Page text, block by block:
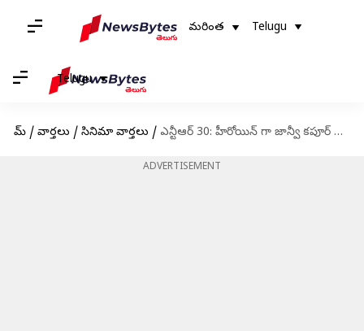
మరింత Telugu
Telugu
హోమ్ / వార్తలు / సినిమా వార్తలు / ఎన్టీఆర్ 30: హీరోయిన్ గా జాన్వీ కపూర్ ఫిక్స్, అదిరిపోయిన ఫస్ట్ లుక్
ADVERTISEMENT